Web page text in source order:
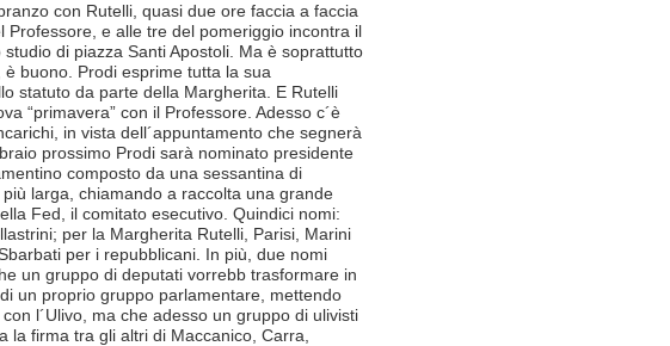
con Rutelli, quasi due ore faccia a faccia
e alle tre del pomeriggio incontra il
di piazza Santi Apostoli. Ma è soprattutto
buono. Prodi esprime tutta la sua
statuto da parte della Margherita. E Rutelli
“primavera” con il Professore. Adesso c´è
in vista dell´appuntamento che segnerà
prossimo Prodi sarà nominato presidente
composto da una sessantina di
larga, chiamando a raccolta una grande
Fed, il comitato esecutivo. Quindici nomi:
per la Margherita Rutelli, Parisi, Marini
per i repubblicani. In più, due nomi
un gruppo di deputati vorrebb trasformare in
un proprio gruppo parlamentare, mettendo
l´Ulivo, ma che adesso un gruppo di ulivisti
firma tra gli altri di Maccanico, Carra,